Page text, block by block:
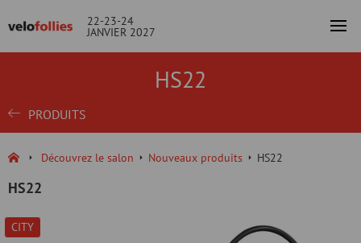
22-23-24
JANVIER 2027
HS22
PRODUITS
Découvrez le salon Nouveaux produits HS22
HS22
CITY